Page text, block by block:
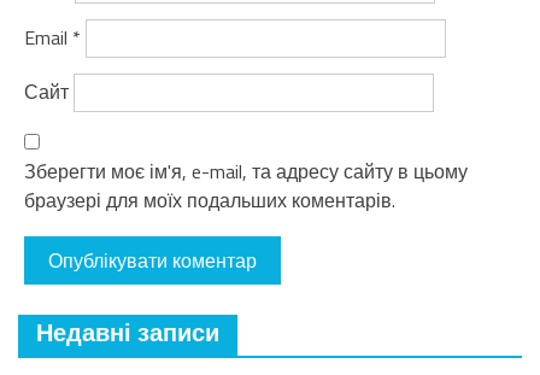
Email *
Сайт
Зберегти моє ім'я, e-mail, та адресу сайту в цьому
браузері для моїх подальших коментарів.
Недавні записи